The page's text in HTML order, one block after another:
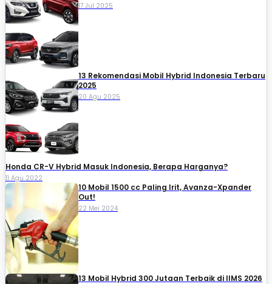
17 Jul 2025
13 Rekomendasi Mobil Hybrid Indonesia Terbaru
2025
20 Agu 2025
Honda CR-V Hybrid Masuk Indonesia, Berapa Harganya?
11 Agu 2022
10 Mobil 1500 cc Paling Irit, Avanza-Xpander
Out!
22 Mei 2024
13 Mobil Hybrid 300 Jutaan Terbaik di IIMS 2026